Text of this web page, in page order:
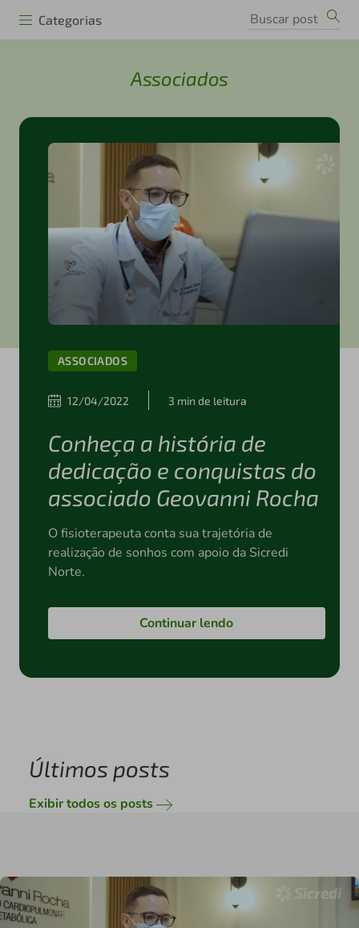
Categorias
Associados
ASSOCIADOS
12/04/2022 3 min de leitura
Conheça a história de
dedicação e conquistas do
associado Geovanni Rocha
O fisioterapeuta conta sua trajetória de
realização de sonhos com apoio da Sicredi
Norte.
Continuar lendo
Últimos posts
Exibir todos os posts